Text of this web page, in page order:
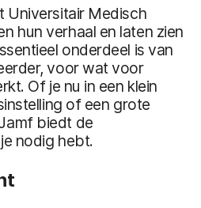
Universitair Medisch
hun verhaal en laten zien
onderdeel is van
voor wat voor
Of je nu in een klein
of een grote
biedt de
nodig hebt.